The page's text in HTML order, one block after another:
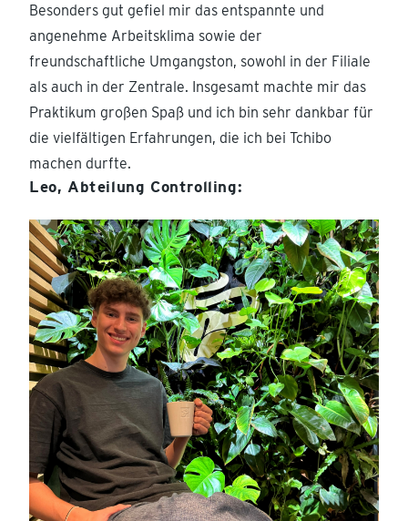
Besonders gut gefiel mir das entspannte und
angenehme Arbeitsklima sowie der
freundschaftliche Umgangston, sowohl in der Filiale
als auch in der Zentrale. Insgesamt machte mir das
Praktikum großen Spaß und ich bin sehr dankbar für
die vielfältigen Erfahrungen, die ich bei Tchibo
machen durfte.
Leo, Abteilung Controlling: